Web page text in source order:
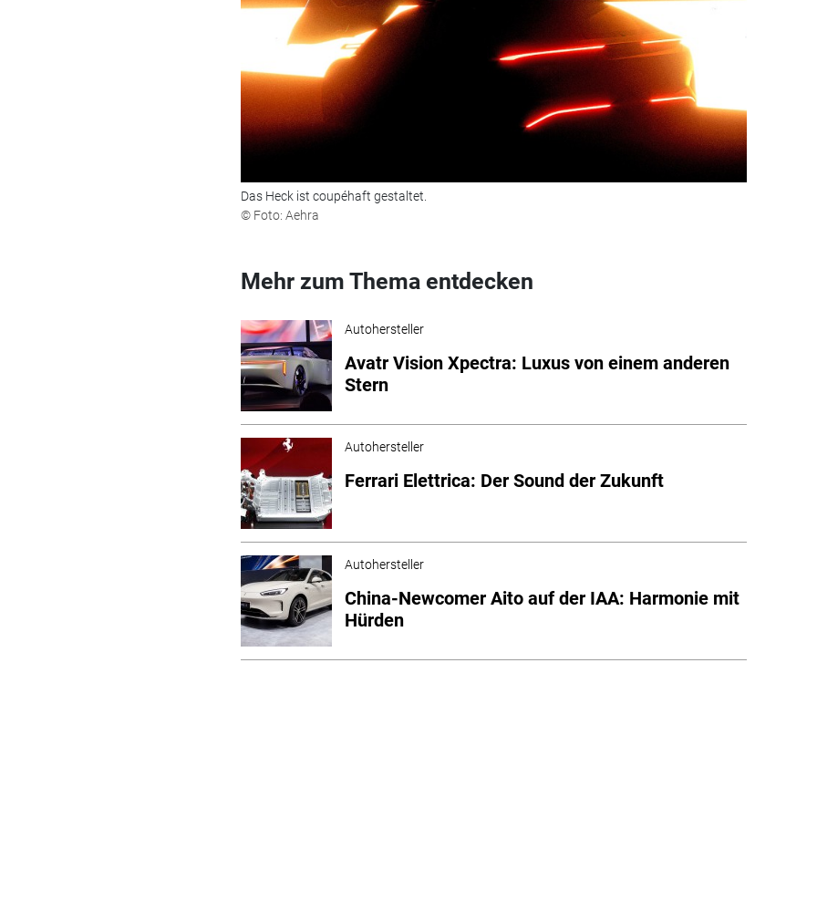
Das Heck ist coupéhaft gestaltet.
© Foto: Aehra
Mehr zum Thema entdecken
Autohersteller
Avatr Vision Xpectra: Luxus von einem anderen
Stern
Autohersteller
Ferrari Elettrica: Der Sound der Zukunft
Autohersteller
China-Newcomer Aito auf der IAA: Harmonie mit
Hürden